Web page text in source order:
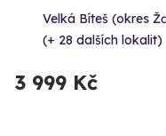
Velká Bíteš (okres
(+ 28 dalších lokalit)
3 999 Kč